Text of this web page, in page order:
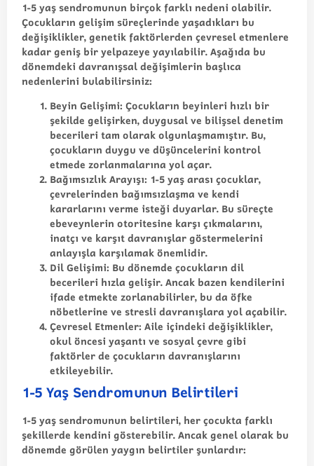
1-5 yaş sendromunun birçok farklı nedeni olabilir.
Çocukların gelişim süreçlerinde yaşadıkları bu
değişiklikler, genetik faktörlerden çevresel etmenlere
kadar geniş bir yelpazeye yayılabilir. Aşağıda bu
dönemdeki davranışsal değişimlerin başlıca
nedenlerini bulabilirsiniz:
Beyin Gelişimi: Çocukların beyinleri hızlı bir
şekilde gelişirken, duygusal ve bilişsel denetim
becerileri tam olarak olgunlaşmamıştır. Bu,
çocukların duygu ve düşüncelerini kontrol
etmede zorlanmalarına yol açar.
Bağımsızlık Arayışı: 1-5 yaş arası çocuklar,
çevrelerinden bağımsızlaşma ve kendi
kararlarını verme isteği duyarlar. Bu süreçte
ebeveynlerin otoritesine karşı çıkmalarını,
inatçı ve karşıt davranışlar göstermelerini
anlayışla karşılamak önemlidir.
Dil Gelişimi: Bu dönemde çocukların dil
becerileri hızla gelişir. Ancak bazen kendilerini
ifade etmekte zorlanabilirler, bu da öfke
nöbetlerine ve stresli davranışlara yol açabilir.
Çevresel Etmenler: Aile içindeki değişiklikler,
okul öncesi yaşantı ve sosyal çevre gibi
faktörler de çocukların davranışlarını
etkileyebilir.
1-5 Yaş Sendromunun Belirtileri
1-5 yaş sendromunun belirtileri, her çocukta farklı
şekillerde kendini gösterebilir. Ancak genel olarak bu
dönemde görülen yaygın belirtiler şunlardır: